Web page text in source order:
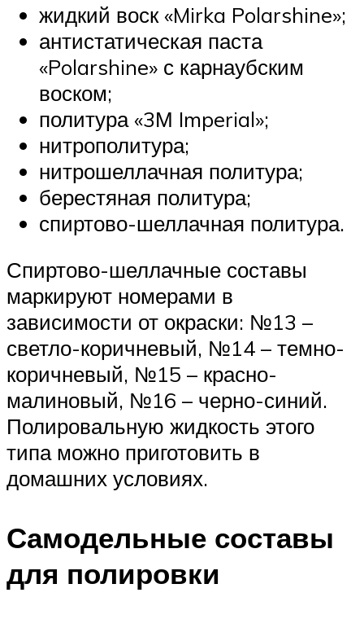
жидкий воск «Mirka Polarshine»;
антистатическая паста
«Polarshine» с карнаубским
воском;
политура «3М Imperial»;
нитрополитура;
нитрошеллачная политура;
берестяная политура;
спиртово-шеллачная политура.
Спиртово-шеллачные составы
маркируют номерами в
зависимости от окраски: №13 –
светло-коричневый, №14 – темно-
коричневый, №15 – красно-
малиновый, №16 – черно-синий.
Полировальную жидкость этого
типа можно приготовить в
домашних условиях.
Самодельные составы
для полировки